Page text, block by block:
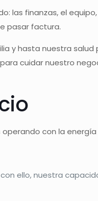
las finanzas, el
pasar factura.
y hasta nuestra
cuidar nuestro
con la energía
ello, nuestra